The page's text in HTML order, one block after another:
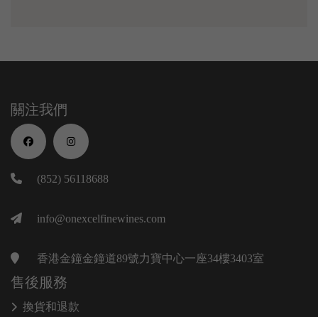
關注我們
(852) 56118688
info@onexcelfinewines.com
香港金鐘金鐘道89號力寶中心一座34樓3403室
售後服務
換貨和退款